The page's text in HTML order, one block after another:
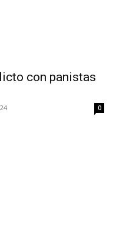
con panistas
0